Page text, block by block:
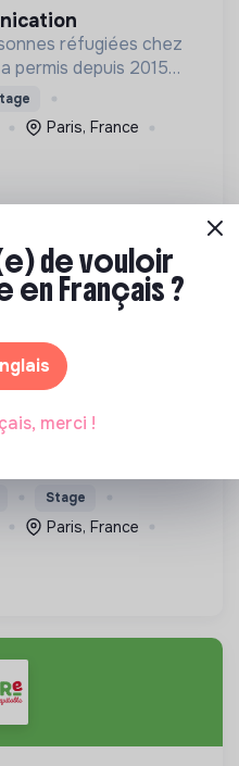
réfugiées chez
permis depuis 2015
dans leur
Paris, France
entre sens,
Stage
Paris, France
de vouloir
Français ?
merci !